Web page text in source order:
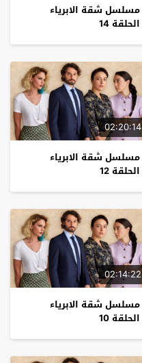
مسلسل شقة الابرياء
الحلقة 14
02:20:14
مسلسل شقة الابرياء
الحلقة 12
02:14:22
مسلسل شقة الابرياء
الحلقة 10